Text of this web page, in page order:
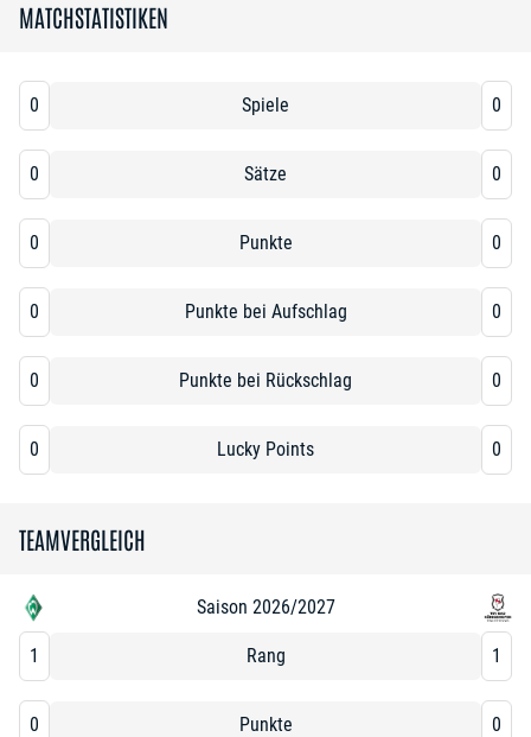
TEAMVERGLEICH
Saison 2026/2027
1 Rang 1
0 Punkte 0
MATCHSTATISTIKEN
0 Spiele 0
0 Sätze 0
0 Punkte 0
0 Punkte bei Aufschlag 0
0 Punkte bei Rückschlag 0
0 Lucky Points 0